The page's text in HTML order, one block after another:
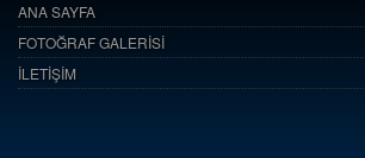
ANA SAYFA
FOTOĞRAF GALERİSİ
İLETİŞİM